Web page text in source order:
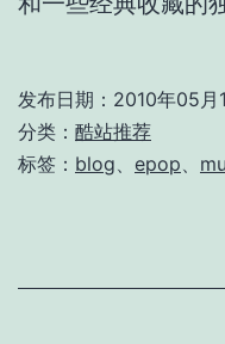
发布日期： 2010年05月
分类： 酷站推荐
标签： blog epop